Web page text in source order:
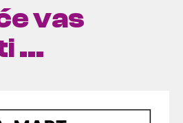
vas
...